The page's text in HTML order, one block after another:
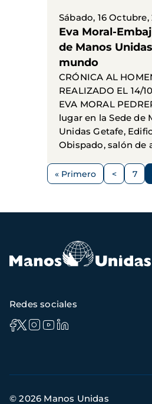
Sábado, 16 Octubre,
Eva Moral-
de Manos
mundo
CRÓNICA AL
REALIZADO EL 14/
EVA MORAL
lugar en la Sede de
Unidas Getafe,
Obispado, salón de
Paginación
Primera
« Primero
Página
< 7
Redes sociales
de
© 2026 Manos Unidas